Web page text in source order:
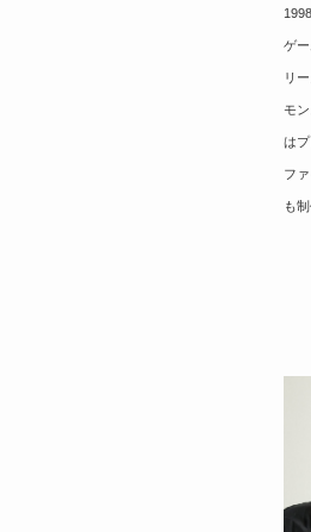
ゲ
リ
モ
は
フ
も制